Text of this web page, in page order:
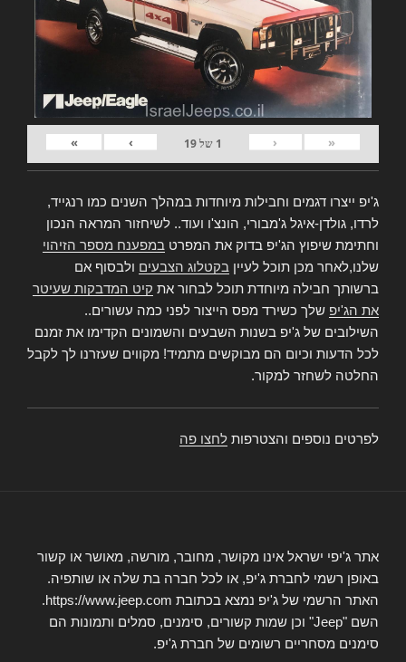
«
‹
1 של19
›
»
ג'יפ ייצרו דגמים וחבילות מיוחדות במהלך השנים כמו רנגייד,
לרדו, גולדן-איגל ג'מבורי, הונצ'ו ועוד.. לשיחזור המראה הנכון
וחתימת שיפוץ הג'יפ בדוק את המפרט במפענח מספר הזיהוי
שלנו,לאחר מכן תוכל לעיין בקטלוג הצבעים ולבסוף אם
ברשותך חבילה מיוחדת תוכל לבחור את קיט המדבקות שעיטר
את הג'יפ שלך כשירד מפס הייצור לפני כמה עשורים..
השילובים של ג'יפ בשנות השבעים והשמונים הקדימו את זמנם
לכל הדעות וכיום הם מבוקשים מתמיד! מקווים שעזרנו לך לקבל
החלטה לשחזר למקור.
לפרטים נוספים והצטרפות לחצו פה
אתר ג'יפי ישראל אינו מקושר, מחובר, מורשה, מאושר או קשור
באופן רשמי לחברת ג'יפ, או לכל חברה בת שלה או שותפיה.
האתר הרשמי של ג'יפ נמצא בכתובת https://www.jeep.com.
השם "Jeep" וכן שמות קשורים, סימנים, סמלים ותמונות הם
סימנים מסחריים רשומים של חברת ג'יפ.